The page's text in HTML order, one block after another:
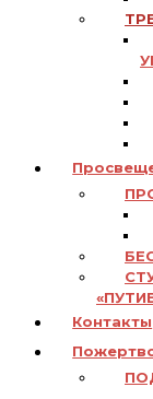
Контакты